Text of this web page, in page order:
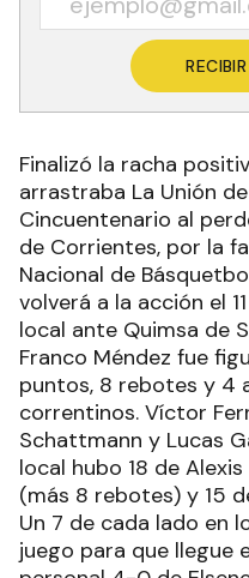
Finalizó la racha
arrastraba La Unión
Cincuentenario al
de Corrientes, por la
Nacional de
volverá a la acción el
local ante Quimsa de
Franco Méndez fue
puntos, 8 rebotes y 4
correntinos. Víctor
Schattmann y Lucas
local hubo 18 de
(más 8 rebotes) y 15
Un 7 de cada lado en
juego para que llegue